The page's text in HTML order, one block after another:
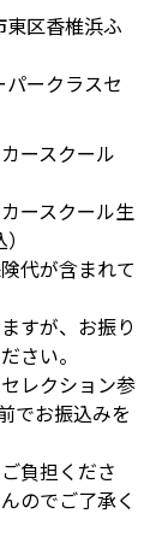
区香椎浜ふ
ークラスセ
ースクール
ースクール生
代が含まれて
すが、お振り
さい。
レクション参
でお振込みを
負担くださ
のでご了承く